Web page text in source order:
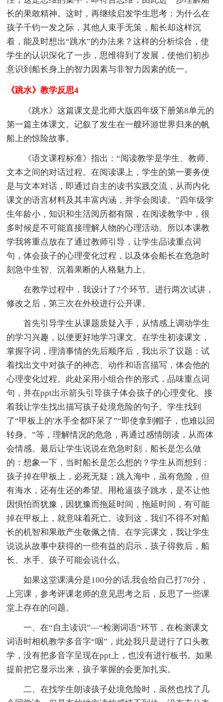
长的果敢精神。这时，再继续启发学生思考：为什么在
孩子千钧一发之际，其他人束手无策，船长却这样沉
着，能及时想出“跳水”的办法来？这样的分析综合，使
学生的认识深化了一步，思维得到了发展，使他们初步
意识到船长身上的智力因素与非智力因素的统一。
《跳水》教学反思4
《跳水》这篇课文是北师大版四年级下册第8单元的
第一篇主体课文。记叙了发生在一艘环游世界归来的帆
船上的惊险故事。
《语文课程标准》指出：“阅读教学是学生、教师、
文本之间的对话过程。在阅读课上，学生的第一要务便
是与文本对话，即通过自主的读书实践交流，从而内化
课文的语言材料及其丰富内涵，并学会阅读。”四年级学
生年龄小，知识和生活阅历都有限，在阅读教学中，很
多时候是不可能直接理解人物的心理活动。所以本课教
学我将重点放在了通过教师引导，让学生品读重点词
句，体会孩子的心理变化过程，以及体会船长在危急时
刻急中生智、沉着果断的人格魅力上。
在教学过程中，我设计了7个环节。进行两次试讲，
修改之后，第三次在外校进行公开课。
首先引导学生从课题质疑入手，从情感上调动学生
的学习兴趣，以便更好地学习课文。在学生初读课文，
掌握字词，理清事情的先后顺序后，我出示了议题：试
着找出文中对孩子的神态、动作和语言描写，体会他的
心理变化过程。此处采用小组合作的形式，品味重点词
句，并在ppt出示箭头引导孩子体会孩子的心理变化。接
着我让学生找出描写孩子处境危险的句子。学生找到
了“甲板上的'水手全都吓呆了”“即使拿到帽子，也难以回
转身。”等，理解情况的危急，再通过感情朗读，从而体
会情感。最后让学生说说在危急时刻，船长是怎么做
的：想象一下，当时船长是怎么想的？学生从而想到：
孩子掉在甲板上，必死无疑；跳入海中，虽有危险，但
有海水，还有生还的希望。用枪逼孩子跳水，是不让他
因惧怕而犹豫，因犹豫而拖延时间，拖延时间，有可能
掉在甲板上，就意味着死亡。读到这，我们不得不对船
长的机智和果敢产生敬佩之情。在学完课文，我让学生
说说从故事中获得的一些有益的启示，孩子得救后，船
长、水手、孩子可能会说什么。
如果这堂课满分是100分的话,我会给自己打70分，
上完课，参考评课老师的意见思考之后，反思了一些课
堂上存在的问题。
一、在“自主读识”—“检测词语”环节，在检测课文
词语时相机教学多音字“咽”，此处我只是进行了口头教
学，没有把多音字呈现在ppt上，也没有进行板书。如果
提前把它显示出来，孩子掌握的会更加扎实。
二、在找学生朗读孩子处境危险时，虽然也找了几